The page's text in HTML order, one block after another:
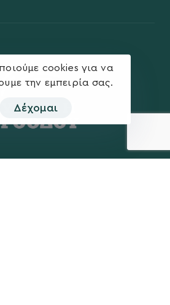
cookies για να
την εμπειρία σας.
Δέχομαι